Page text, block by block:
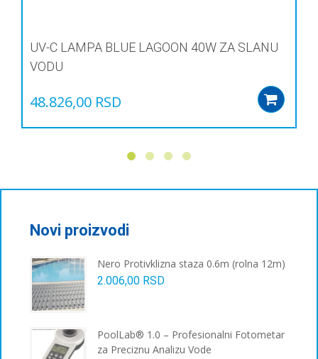
UV-C LAMPA BLUE LAGOON 40W ZA SLANU
VODU
48.826,00 RSD
Novi proizvodi
Nero Protivklizna staza 0.6m (rolna 12m)
2.006,00 RSD
PoolLab® 1.0 – Profesionalni Fotometar
za Preciznu Analizu Vode